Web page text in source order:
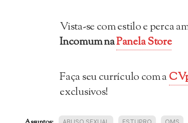
Vista-se com estilo e perca
IncomumnaPanela Store
Faça seu currículo com a
exclusivos!